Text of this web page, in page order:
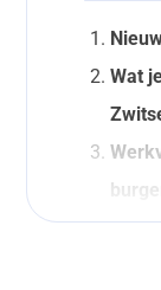
Wat